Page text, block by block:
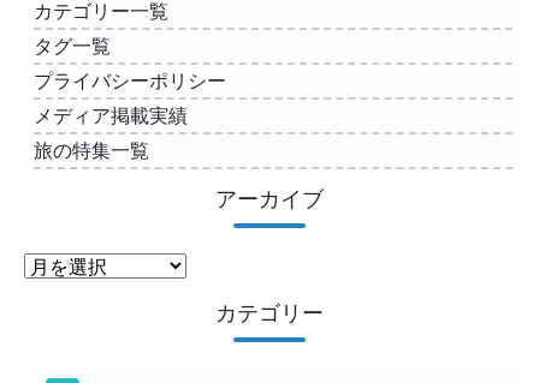
カテゴリー一覧
タグ一覧
プライバシーポリシー
メディア掲載実績
旅の特集一覧
アーカイブ
ア
カテゴリー